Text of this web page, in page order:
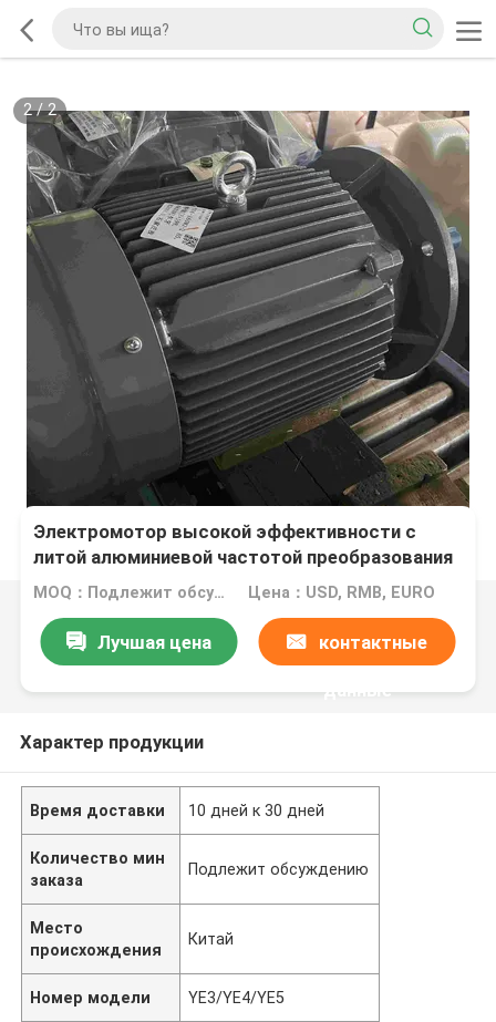
2/2
Электромотор высокой эффективности с
литой алюминиевой частотой преобразования
MOQ：Подлежит обсуждению Цена：USD, RMB, EURO
Лучшая цена контактные
данные
Характер продукции
Время доставки 10 дней к 30 дней
Количество мин
заказа
Подлежит обсуждению
Место
происхождения
Китай
Номер модели YE3/YE4/YE5